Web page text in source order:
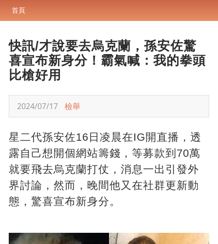
首頁
快訊/才說要去烏克蘭，孫安佐驚
喜宣布新身分！霸氣喊：我的拳頭
比槍好用
2024/07/17 檢舉
星二代孫安佐16日凌晨在IG開直播，透
露自己想開個網站籌錢，等募款到70萬
就要飛去烏克蘭打仗，消息一出引發外
界討論，然而，晚間他又在社群更新動
態，驚喜宣布新身分。